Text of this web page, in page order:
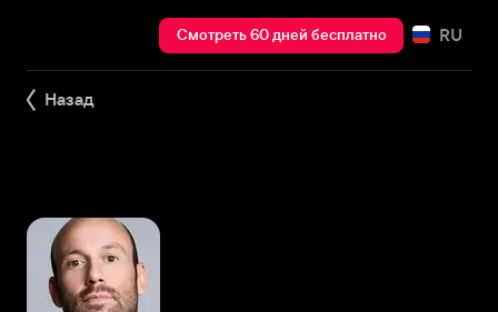
Смотреть 60 дней бесплатно RU
Назад